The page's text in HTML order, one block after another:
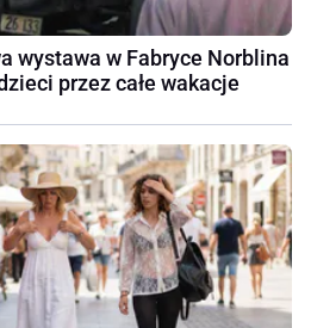
wystawa w Fabryce Norblina
przez całe wakacje